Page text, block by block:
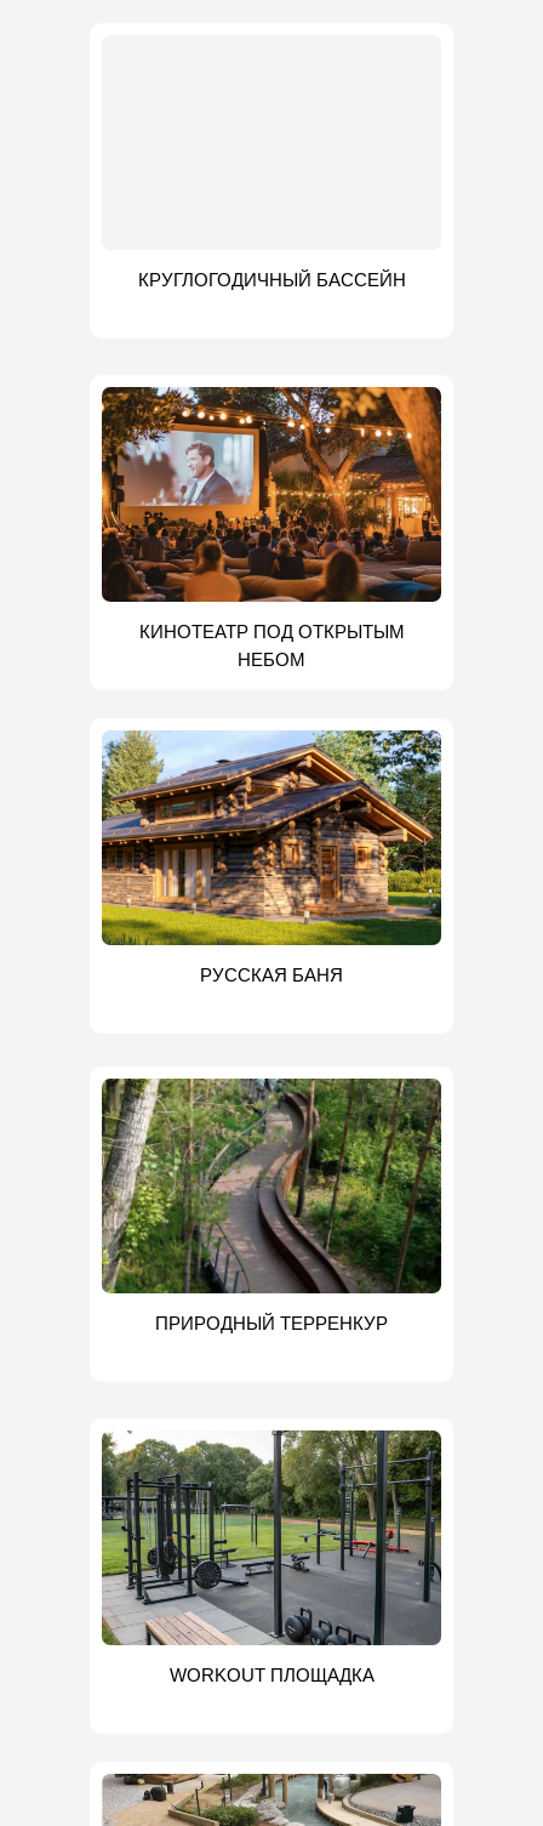
КРУГЛОГОДИЧНЫЙ БАССЕЙН
КИНОТЕАТР ПОД ОТКРЫТЫМ
НЕБОМ
РУССКАЯ БАНЯ
ПРИРОДНЫЙ ТЕРРЕНКУР
WORKOUT ПЛОЩАДКА